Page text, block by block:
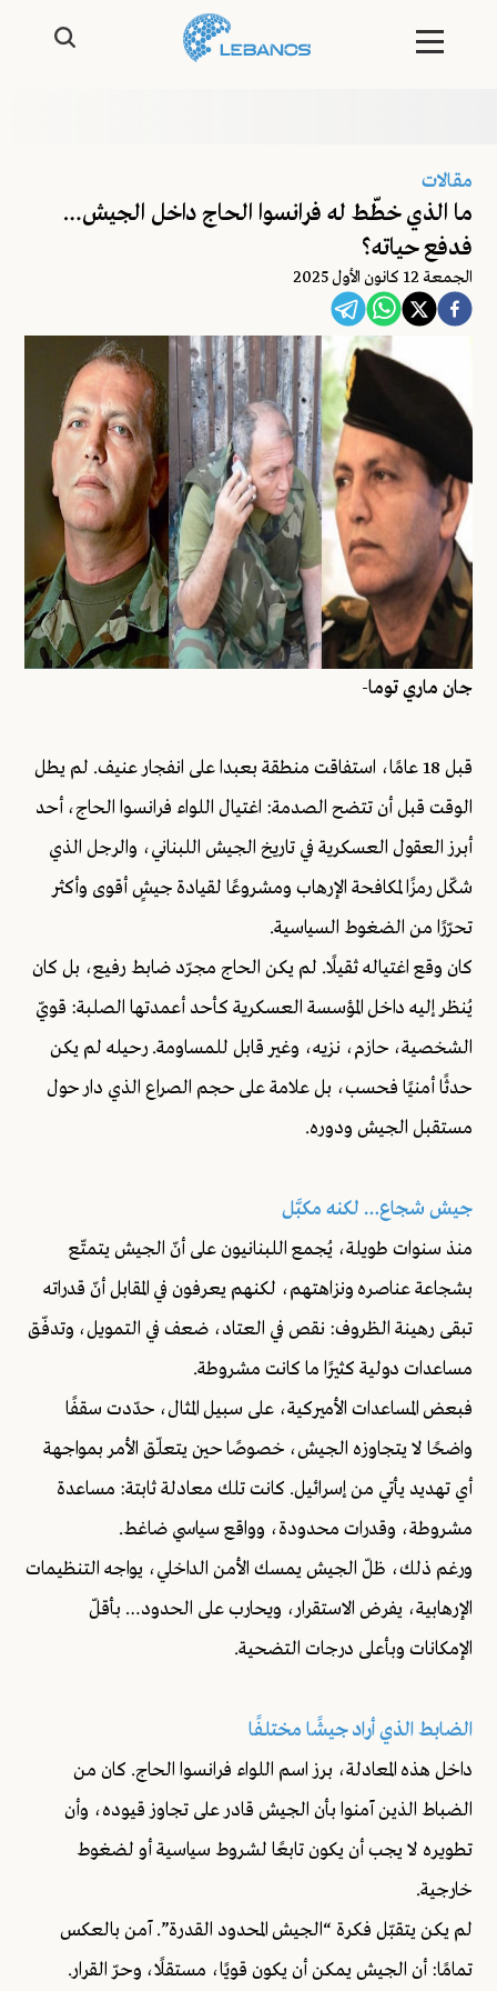
مقالات
ما الذي خطّط له فرانسوا الحاج داخل الجيش…
فدفع حياته؟
الجمعة 12 كانون الأول 2025
جان ماري توما-
قبل 18 عامًا، استفاقت منطقة بعبدا على انفجار عنيف. لم يطل
الوقت قبل أن تتضح الصدمة: اغتيال اللواء فرانسوا الحاج، أحد
أبرز العقول العسكرية في تاريخ الجيش اللبناني، والرجل الذي
شكّل رمزًا لمكافحة الإرهاب ومشروعًا لقيادة جيشٍ أقوى وأكثر
تحرّرًا من الضغوط السياسية.
كان وقع اغتياله ثقيلًا. لم يكن الحاج مجرّد ضابط رفيع، بل كان
يُنظر إليه داخل المؤسسة العسكرية كأحد أعمدتها الصلبة: قويّ
الشخصية، حازم، نزيه، وغير قابل للمساومة. رحيله لم يكن
حدثًا أمنيًا فحسب، بل علامة على حجم الصراع الذي دار حول
مستقبل الجيش ودوره.
جيش شجاع… لكنه مكبَّل
منذ سنوات طويلة، يُجمع اللبنانيون على أنّ الجيش يتمتّع
بشجاعة عناصره ونزاهتهم، لكنهم يعرفون في المقابل أنّ قدراته
تبقى رهينة الظروف: نقص في العتاد، ضعف في التمويل، وتدفّق
مساعدات دولية كثيرًا ما كانت مشروطة.
فبعض المساعدات الأميركية، على سبيل المثال، حدّدت سقفًا
واضحًا لا يتجاوزه الجيش، خصوصًا حين يتعلّق الأمر بمواجهة
أي تهديد يأتي من إسرائيل. كانت تلك معادلة ثابتة: مساعدة
مشروطة، وقدرات محدودة، وواقع سياسي ضاغط.
ورغم ذلك، ظلّ الجيش يمسك الأمن الداخلي، يواجه التنظيمات
الإرهابية، يفرض الاستقرار، ويحارب على الحدود… بأقلّ
الإمكانات وبأعلى درجات التضحية.
الضابط الذي أراد جيشًا مختلفًا
داخل هذه المعادلة، برز اسم اللواء فرانسوا الحاج. كان من
الضباط الذين آمنوا بأن الجيش قادر على تجاوز قيوده، وأن
تطويره لا يجب أن يكون تابعًا لشروط سياسية أو لضغوط
خارجية.
لم يكن يتقبّل فكرة “الجيش المحدود القدرة”. آمن بالعكس
تمامًا: أن الجيش يمكن أن يكون قويًا، مستقلًا، وحرّ القرار.